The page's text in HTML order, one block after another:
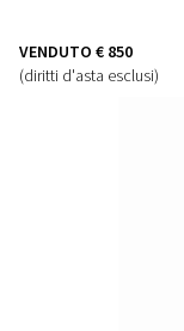
VENDUTO € 850
(diritti d'asta esclusi)